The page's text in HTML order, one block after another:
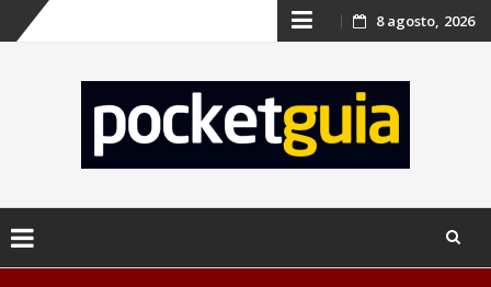
Skip
content
8 agosto, 2026